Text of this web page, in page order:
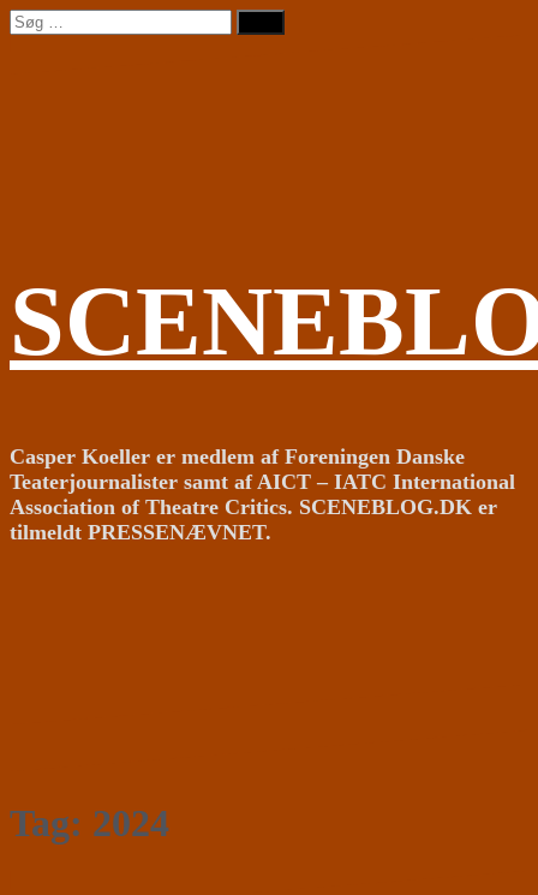
Videre
til
Søg
efter:
Casper Koeller er medlem af Foreningen Danske
Teaterjournalister samt af AICT – IATC International
Association of Theatre Critics. SCENEBLOG.DK er
tilmeldt PRESSENÆVNET.
Tag: 2024